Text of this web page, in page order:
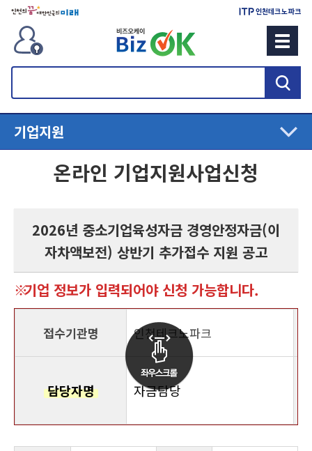
검
기업지원
온라인 기업지원사업신청
2026년 중소기업육성자금 경영안정자금(이
자차액보전) 상반기 추가접수 지원 공고
기업 정보가 입력되어야 신청 가능합니다.
접수기관명 인천테크노파크
담당자명 자금담당